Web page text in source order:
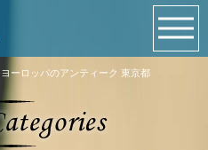
ーロッパのアンティーク 東京都